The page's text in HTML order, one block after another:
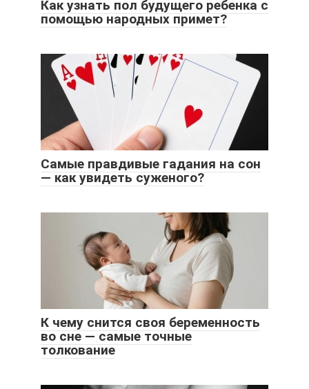
Как узнать пол будущего ребенка с
помощью народных примет?
Самые правдивые гадания на сон
— как увидеть суженого?
К чему снится своя беременность
во сне — самые точные
толкование